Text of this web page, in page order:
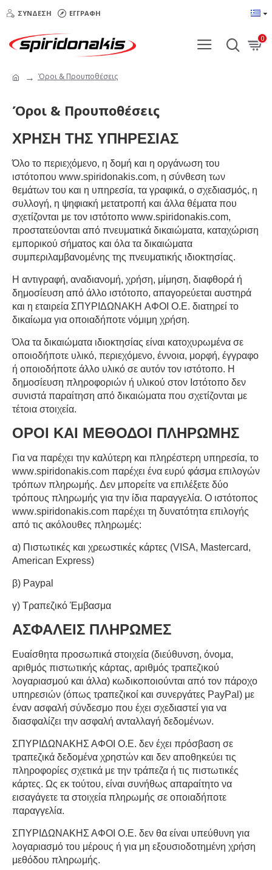
ΣΎΝΔΕΣΗ ΕΓΓΡΑΦΉ
0
Όροι & Προυποθέσεις
Όροι & Προυποθέσεις
ΧΡΗΣΗ ΤΗΣ ΥΠΗΡΕΣΙΑΣ
Όλο το περιεχόμενο, η δομή και η οργάνωση του
ιστότοπου www.spiridonakis.com, η σύνθεση των
θεμάτων του και η υπηρεσία, τα γραφικά, ο σχεδιασμός, η
συλλογή, η ψηφιακή μετατροπή και άλλα θέματα που
σχετίζονται με τον ιστότοπο www.spiridonakis.com,
προστατεύονται από πνευματικά δικαιώματα, καταχώριση
εμπορικού σήματος και όλα τα δικαιώματα
συμπεριλαμβανομένης της πνευματικής ιδιοκτησίας.
Η αντιγραφή, αναδιανομή, χρήση, μίμηση, διαφθορά ή
δημοσίευση από άλλο ιστότοπο, απαγορεύεται αυστηρά
και η εταιρεία ΣΠΥΡΙΔΩΝΑΚΗ ΑΦΟΙ Ο.Ε. διατηρεί το
δικαίωμα για οποιαδήποτε νόμιμη χρήση.
Όλα τα δικαιώματα ιδιοκτησίας είναι κατοχυρωμένα σε
οποιοδήποτε υλικό, περιεχόμενο, έννοια, μορφή, έγγραφο
ή οποιοδήποτε άλλο υλικό σε αυτόν τον ιστότοπο. Η
δημοσίευση πληροφοριών ή υλικού στον Ιστότοπο δεν
συνιστά παραίτηση από δικαιώματα που σχετίζονται με
τέτοια στοιχεία.
ΟΡΟΙ ΚΑΙ ΜΕΘΟΔΟΙ ΠΛΗΡΩΜΗΣ
Για να παρέχει την καλύτερη και πληρέστερη υπηρεσία, το
www.spiridonakis.com παρέχει ένα ευρύ φάσμα επιλογών
τρόπων πληρωμής. Δεν μπορείτε να επιλέξετε δύο
τρόπους πληρωμής για την ίδια παραγγελία. Ο ιστότοπος
www.spiridonakis.com παρέχει τη δυνατότητα επιλογής
από τις ακόλουθες πληρωμές:
α) Πιστωτικές και χρεωστικές κάρτες (VISA, Mastercard,
American Express)
β) Paypal
γ) Τραπεζικό Έμβασμα
ΑΣΦΑΛΕΙΣ ΠΛΗΡΩΜΕΣ
Ευαίσθητα προσωπικά στοιχεία (διεύθυνση, όνομα,
αριθμός πιστωτικής κάρτας, αριθμός τραπεζικού
λογαριασμού και άλλα) κωδικοποιούνται από τον πάροχο
υπηρεσιών (όπως τραπεζικοί και συνεργάτες PayPal ) με
έναν ασφαλή σύνδεσμο που έχει σχεδιαστεί για να
διασφαλίζει την ασφαλή ανταλλαγή δεδομένων.
ΣΠΥΡΙΔΩΝΑΚΗΣ ΑΦΟΙ Ο.Ε. δεν έχει πρόσβαση σε
τραπεζικά δεδομένα χρηστών και δεν αποθηκεύει τις
πληροφορίες σχετικά με την τράπεζα ή τις πιστωτικές
κάρτες. Ως εκ τούτου, είναι συνήθως απαραίτητο να
εισαγάγετε τα στοιχεία πληρωμής σε οποιαδήποτε
παραγγελία.
ΣΠΥΡΙΔΩΝΑΚΗΣ ΑΦΟΙ Ο.Ε. δεν θα είναι υπεύθυνη για
λογαριασμό του μέρους ή για μη εξουσιοδοτημένη χρήση
μεθόδου πληρωμής.